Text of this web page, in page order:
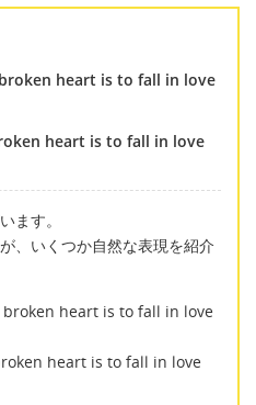
heart is to fall in love
heart is to fall in love
ます。
、いくつか自然な表現を紹介
heart is to fall in love
heart is to fall in love